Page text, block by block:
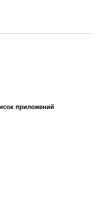
приложений